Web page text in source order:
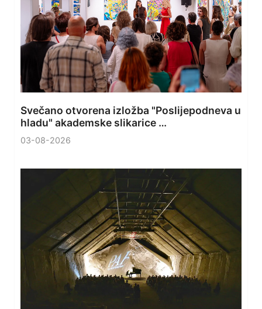
Svečano otvorena izložba "Poslijepodneva u
hladu" akademske slikarice …
03-08-2026